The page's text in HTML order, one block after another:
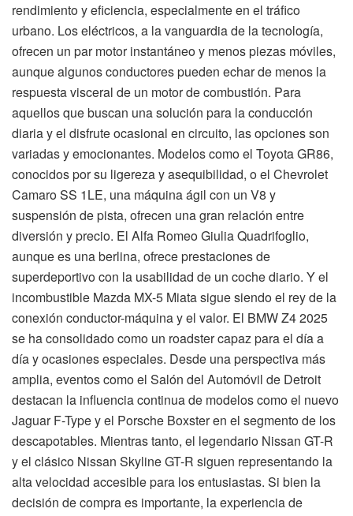
rendimiento y eficiencia, especialmente en el tráfico
urbano. Los eléctricos, a la vanguardia de la tecnología,
ofrecen un par motor instantáneo y menos piezas móviles,
aunque algunos conductores pueden echar de menos la
respuesta visceral de un motor de combustión. Para
aquellos que buscan una solución para la conducción
diaria y el disfrute ocasional en circuito, las opciones son
variadas y emocionantes. Modelos como el Toyota GR86,
conocidos por su ligereza y asequibilidad, o el Chevrolet
Camaro SS 1LE, una máquina ágil con un V8 y
suspensión de pista, ofrecen una gran relación entre
diversión y precio. El Alfa Romeo Giulia Quadrifoglio,
aunque es una berlina, ofrece prestaciones de
superdeportivo con la usabilidad de un coche diario. Y el
incombustible Mazda MX-5 Miata sigue siendo el rey de la
conexión conductor-máquina y el valor. El BMW Z4 2025
se ha consolidado como un roadster capaz para el día a
día y ocasiones especiales. Desde una perspectiva más
amplia, eventos como el Salón del Automóvil de Detroit
destacan la influencia continua de modelos como el nuevo
Jaguar F-Type y el Porsche Boxster en el segmento de los
descapotables. Mientras tanto, el legendario Nissan GT-R
y el clásico Nissan Skyline GT-R siguen representando la
alta velocidad accesible para los entusiastas. Si bien la
decisión de compra es importante, la experiencia de